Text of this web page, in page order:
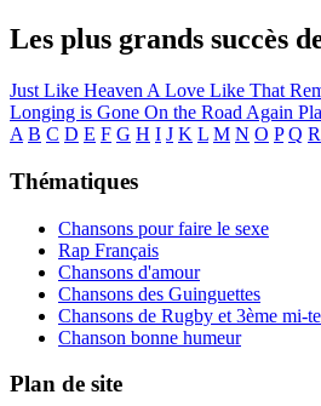
Les plus grands succès
Just Like Heaven A Love Like That
Longing is Gone On the Road Again
A B C D E F G H I J K L M N O P Q R
Thématiques
Chansons pour faire le sexe
Rap Français
Chansons d'amour
Chansons des Guinguettes
Chansons de Rugby et 3ème mi-
Chanson bonne humeur
Plan de site